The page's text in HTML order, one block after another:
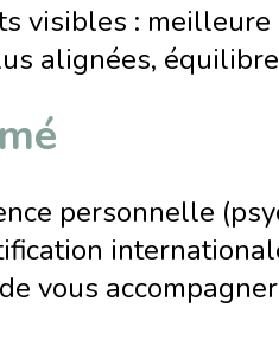
visibles :
alignées,
personnelle
vous